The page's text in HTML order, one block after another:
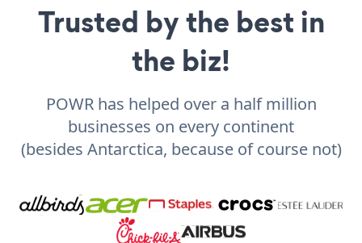
Trusted by the best in
the biz!
POWR has helped over a half million
businesses on every continent
(besides Antarctica, because of course not)